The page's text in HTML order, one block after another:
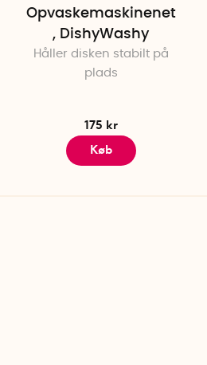
Opvaskemaskinenet
, DishyWashy
Håller disken stabilt på
plads
175 kr
Køb